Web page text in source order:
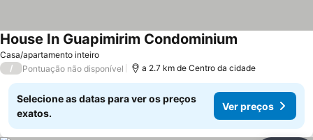
Casa/apartamento inteiro
House In Guapimirim Condominium
/ Pontuação não disponível a 2.7 km de Centro da cidade
Selecione as datas para ver os preços
exatos.
Ver preços